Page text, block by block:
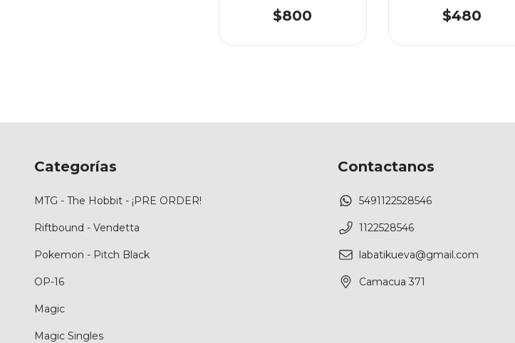
$800 $480
Categorías
MTG - The Hobbit - ¡PRE ORDER!
Riftbound - Vendetta
Pokemon - Pitch Black
OP-16
Magic
Magic Singles
Contactanos
5491122528546
1122528546
labatikueva@gmail.com
Camacua 371